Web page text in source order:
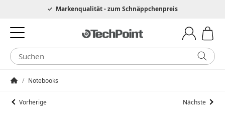
Hotline 0049 6205 3079975Markenqualität - zum Schnäppchenpreis
/ Notebooks
Vorherige Nächste